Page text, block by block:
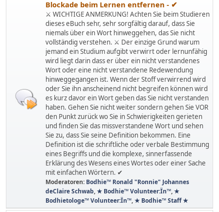
Blockade beim Lernen entfernen - ✔
⚔ WICHTIGE ANMERKUNG! Achten Sie beim Studieren
dieses eBuch sehr, sehr sorgfältig darauf, dass Sie
niemals über ein Wort hinweggehen, das Sie nicht
vollständig verstehen. ⚔ Der einzige Grund warum
jemand ein Studium aufgibt verwirrt oder lernunfähig
wird liegt darin dass er über ein nicht verstandenes
Wort oder eine nicht verstandene Redewendung
hinweggegangen ist. Wenn der Stoff verwirrend wird
oder Sie ihn anscheinend nicht begreifen können wird
es kurz davor ein Wort geben das Sie nicht verstanden
haben. Gehen Sie nicht weiter sondern gehen Sie VOR
den Punkt zurück wo Sie in Schwierigkeiten gerieten
und finden Sie das missverstandene Wort und sehen
Sie zu, dass Sie seine Definition bekommen. Eine
Definition ist die schriftliche oder verbale Bestimmung
eines Begriffs und die komplexe, sinnerfassende
Erklärung des Wesens eines Wortes oder einer Sache
mit einfachen Wörtern. ✔
Moderatoren: Bodhie™ Ronald "Ronnie" Johannes
deClaire Schwab,★ Bodhie™ Volunteer:Ïn™,★
Bodhietologe™ Volunteer:Ïn™,★ Bodhie™ Staff ★